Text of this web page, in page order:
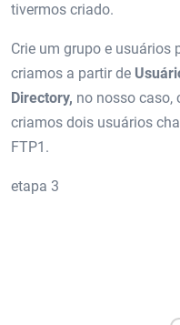
tivermos criado.
Crie um grupo e usuários
criamos a partir de
Directory, no nosso caso,
criamos dois usuários
FTP1.
etapa 3